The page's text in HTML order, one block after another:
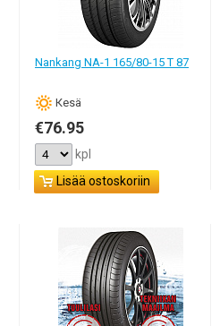
Nankang NA-1 165/80-15 T 87
Кesä
€76.95
kpl
Lisää ostoskoriin